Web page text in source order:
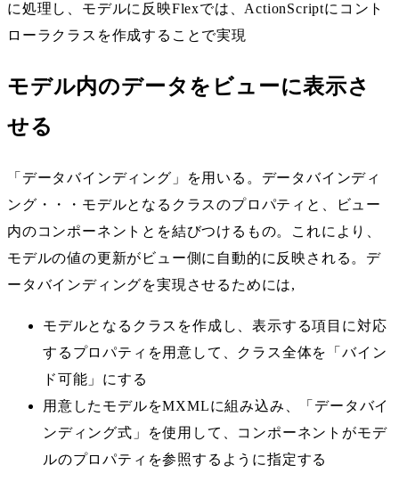
に処理し、モデルに反映Flexでは、ActionScriptにコント
ローラクラスを作成することで実現
モデル内のデータをビューに表示さ
せる
「データバインディング」を用いる。データバインディ
ング・・・モデルとなるクラスのプロパティと、ビュー
内のコンポーネントとを結びつけるもの。これにより、
モデルの値の更新がビュー側に自動的に反映される。デ
ータバインディングを実現させるためには,
モデルとなるクラスを作成し、表示する項目に対応
するプロパティを用意して、クラス全体を「バイン
ド可能」にする
用意したモデルをMXMLに組み込み、「データバイ
ンディング式」を使用して、コンポーネントがモデ
ルのプロパティを参照するように指定する